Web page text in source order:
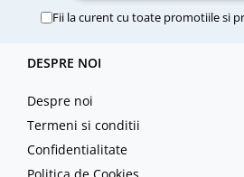
Fii la curent cu toate promotiile si
DESPRE NOI
Despre noi
Termeni si conditii
Confidentialitate